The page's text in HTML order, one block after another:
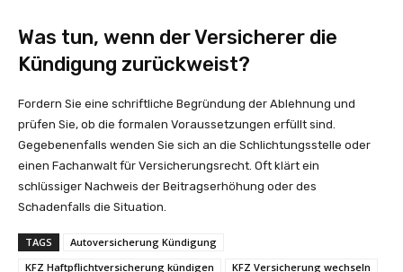
Was tun, wenn der Versicherer die
Kündigung zurückweist?
Fordern Sie eine schriftliche Begründung der Ablehnung und
prüfen Sie, ob die formalen Voraussetzungen erfüllt sind.
Gegebenenfalls wenden Sie sich an die Schlichtungsstelle oder
einen Fachanwalt für Versicherungsrecht. Oft klärt ein
schlüssiger Nachweis der Beitragserhöhung oder des
Schadenfalls die Situation.
TAGS
Autoversicherung Kündigung
KFZ Haftpflichtversicherung kündigen
KFZ Versicherung wechseln